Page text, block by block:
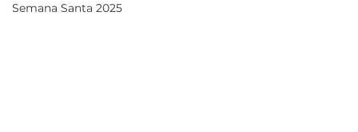
Semana Santa 2025